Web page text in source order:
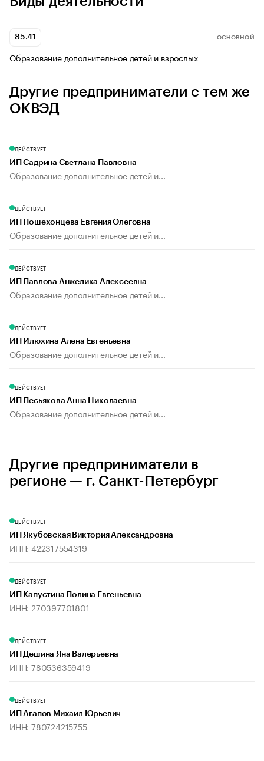
85.41 ОСНОВНОЙ
Образование дополнительное детей и взрослых
Другие предприниматели с тем же
ОКВЭД
ДЕЙСТВУЕТ
ИП Садрина Светлана Павловна
Образование дополнительное детей и...
ДЕЙСТВУЕТ
ИП Пошехонцева Евгения Олеговна
Образование дополнительное детей и...
ДЕЙСТВУЕТ
ИП Павлова Анжелика Алексеевна
Образование дополнительное детей и...
ДЕЙСТВУЕТ
ИП Илюхина Алена Евгеньевна
Образование дополнительное детей и...
ДЕЙСТВУЕТ
ИП Песьякова Анна Николаевна
Образование дополнительное детей и...
Другие предприниматели в
регионе — г. Санкт-Петербург
ДЕЙСТВУЕТ
ИП Якубовская Виктория Александровна
ИНН: 422317554319
ДЕЙСТВУЕТ
ИП Капустина Полина Евгеньевна
ИНН: 270397701801
ДЕЙСТВУЕТ
ИП Дешина Яна Валерьевна
ИНН: 780536359419
ДЕЙСТВУЕТ
ИП Агапов Михаил Юрьевич
ИНН: 780724215755